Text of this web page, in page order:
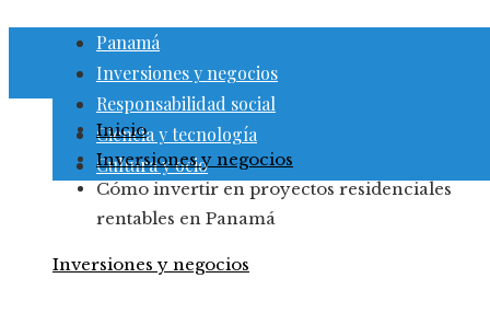
Panamá
Inversiones y negocios
Responsabilidad social
Ciencia y tecnología
Cultura y ocio
Inicio
Inversiones y negocios
Cómo invertir en proyectos residenciales
rentables en Panamá
Inversiones y negocios